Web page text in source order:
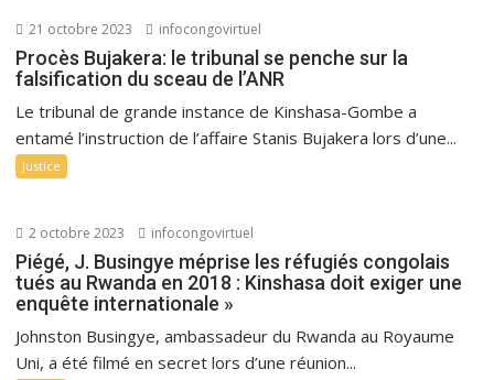
21 octobre 2023 infocongovirtuel
Procès Bujakera: le tribunal se penche sur la
falsification du sceau de l’ANR
Le tribunal de grande instance de Kinshasa-Gombe a
entamé l’instruction de l’affaire Stanis Bujakera lors d’une...
Justice
2 octobre 2023 infocongovirtuel
Piégé, J. Busingye méprise les réfugiés congolais
tués au Rwanda en 2018 : Kinshasa doit exiger une
enquête internationale »
Johnston Busingye, ambassadeur du Rwanda au Royaume
Uni, a été filmé en secret lors d’une réunion...